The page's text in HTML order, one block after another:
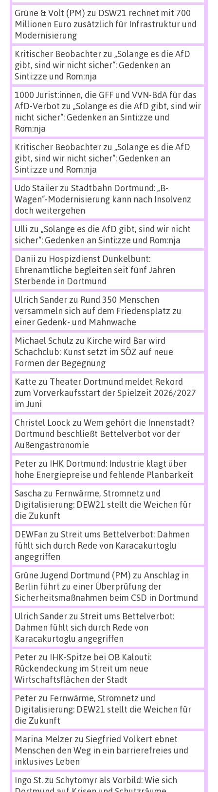
Grüne & Volt (PM) zu DSW21 rechnet mit 700
Millionen Euro zusätzlich für Infrastruktur und
Modernisierung
Kritischer Beobachterzu „Solange es die AfD
gibt, sind wir nicht sicher“: Gedenken an
Sinti:zze und Rom:nja
1000 Jurist:innen, die GFF und VVN-BdA für das
AfD-Verbot zu „Solange es die AfD gibt, sind wir
nicht sicher“: Gedenken an Sinti:zze und
Rom:nja
Kritischer Beobachterzu „Solange es die AfD
gibt, sind wir nicht sicher“: Gedenken an
Sinti:zze und Rom:nja
Udo Stailerzu Stadtbahn Dortmund: „B-
Wagen“-Modernisierung kann nach Insolvenz
doch weitergehen
Ulli zu „Solange es die AfD gibt, sind wir nicht
sicher“: Gedenken an Sinti:zze und Rom:nja
Danii zu Hospizdienst Dunkelbunt:
Ehrenamtliche begleiten seit fünf Jahren
Sterbende in Dortmund
Ulrich Sanderzu Rund 350 Menschen
versammeln sich auf dem Friedensplatz zu
einer Gedenk- und Mahnwache
Michael Schulz zu Kirche wird Bar wird
Schachclub: Kunst setzt im SÖZ auf neue
Formen der Begegnung
Katte zu Theater Dortmund meldet Rekord
zum Vorverkaufsstart der Spielzeit 2026/2027
im Juni
Christel Loock zu Wem gehört die Innenstadt?
Dortmund beschließt Bettelverbot vor der
Außengastronomie
Peterzu IHK Dortmund: Industrie klagt über
hohe Energiepreise und fehlende Planbarkeit
Sascha zu Fernwärme, Stromnetz und
Digitalisierung: DEW21 stellt die Weichen für
die Zukunft
DEWFan zu Streit ums Bettelverbot: Dahmen
fühlt sich durch Rede von Karacakurtoglu
angegriffen
Grüne Jugend Dortmund (PM) zu Anschlag in
Berlin führt zu einer Überprüfung der
Sicherheitsmaßnahmen beim CSD in Dortmund
Ulrich Sanderzu Streit ums Bettelverbot:
Dahmen fühlt sich durch Rede von
Karacakurtoglu angegriffen
Peterzu IHK-Spitze bei OB Kalouti:
Rückendeckung im Streit um neue
Wirtschaftsflächen der Stadt
Peterzu Fernwärme, Stromnetz und
Digitalisierung: DEW21 stellt die Weichen für
die Zukunft
Marina Melzerzu Siegfried Volkert ebnet
Menschen den Weg in ein barrierefreies und
inklusives Leben
Ingo St.zu Schytomyr als Vorbild: Wie sich